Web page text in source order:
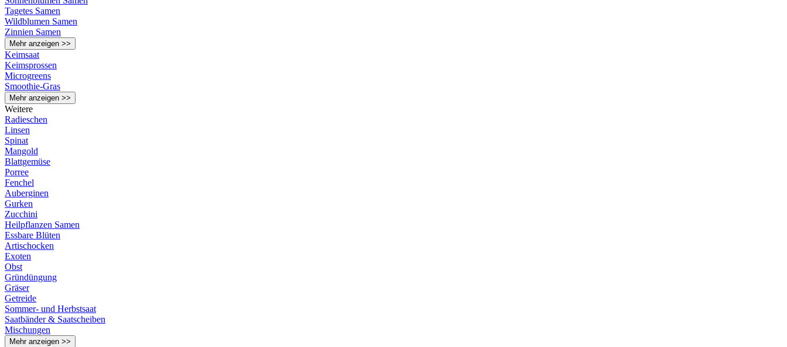
Tagetes Samen
Wildblumen Samen
Zinnien Samen
Mehr anzeigen >>
Keimsaat
Keimsprossen
Microgreens
Smoothie-Gras
Mehr anzeigen >>
Weitere
Radieschen
Linsen
Spinat
Mangold
Blattgemüse
Porree
Fenchel
Auberginen
Gurken
Zucchini
Heilpflanzen Samen
Essbare Blüten
Artischocken
Exoten
Obst
Gründüngung
Gräser
Getreide
Sommer- und Herbstsaat
Saatbänder & Saatscheiben
Mischungen
Mehr anzeigen >>